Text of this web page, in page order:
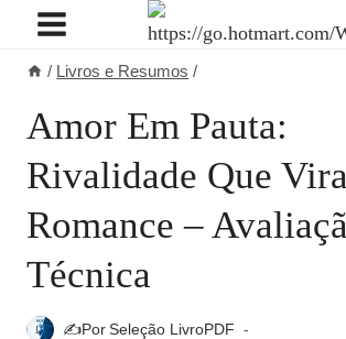
Pular
/ Livros e Resumos /
Amor Em Pauta:
Rivalidade Que Vira
Romance –
Técnica
✍️PorSeleção LivroPDF